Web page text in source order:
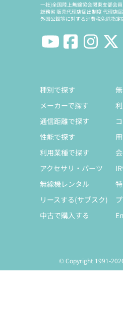
一社)全国陸上無線協会関東支部会
総務省 販売代理店届出制度 代理店
外国公館等に対する消費税免除指定
種別で探す
メーカーで探す
通信距離で探す
性能で探す
利用業種で探す
アクセサリ・パーツ
無線機レンタル
リースする(サブスク)
中古で購入する
© Copyright 1991-